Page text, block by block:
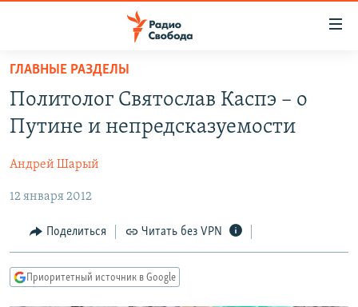
упрощенного
доступа
Вернуться
основному
Вернутся
главной
навигации
Вернутся
АВТОРСКИЕ ПРОЕКТЫ
ЦИТАТЫ СВОБОДЫ
МНЕНИЯ
КУЛЬТУРА
IDEL.РЕАЛИИ
КАВКАЗ.РЕАЛИИ
ГЛАВНЫЕ РАЗДЕЛЫ
Политолог Святослав Каспэ – о
Путине и непредсказуемости
Андрей Шарый
12 января 2012
Поделиться Читать без VPN
Приоритетный источник в Google